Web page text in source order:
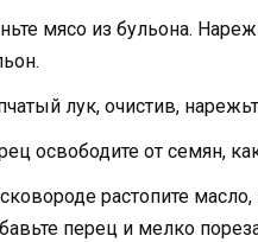
мясо из бульона.
лук, очистив,
освободите от семян,
растопите
перец и мелко